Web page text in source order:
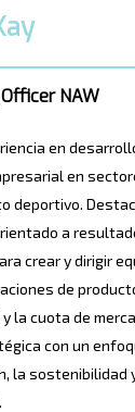
NAW
en
en
deportivo.
a
crear y dirigir
de
la cuota de
con un
la sostenibilidad